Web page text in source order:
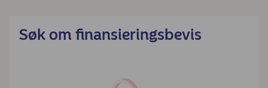
Søk om finansieringsbevis